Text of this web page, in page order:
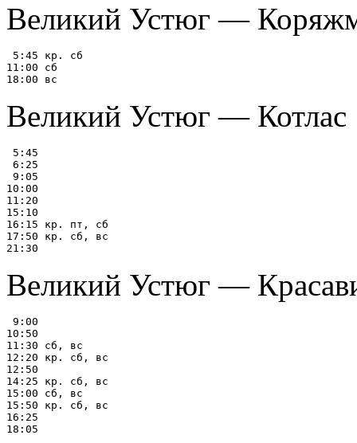
Великий Устюг —
5:45 кр. сб
11:00 сб
Великий Устюг — Котлас
5:45
6:25
9:05
10:00
11:20
15:10
16:15 кр. пт, сб
17:50 кр. сб, вс
Великий Устюг —
9:00
10:50
11:30 сб, вс
12:20 кр. сб, вс
12:50
14:25 кр. сб, вс
15:00 сб, вс
15:50 кр. сб, вс
16:25